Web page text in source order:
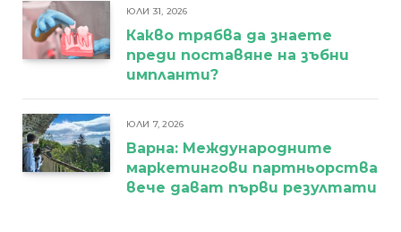
ЮЛИ 31, 2026
Какво трябва да знаете
преди поставяне на зъбни
импланти?
ЮЛИ 7, 2026
Варна: Международните
маркетингови партньорства
вече дават първи резултати